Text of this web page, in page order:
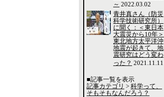
～ 2022.03.02
青井真さん（防災
科学技術研究所）
に聞く：＜東日本
大震災から10年＞
東北地方太平洋沖
地震が起きて、地
震研究はどう変わ
った？ 2021.11.11
■記事一覧を表示
記事カテゴリ > 科学って、
そもそもなんだろう？